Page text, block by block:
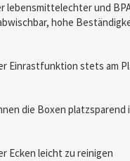
lebensmittelechter und
hohe
Einrastfunktion stets am
die Boxen
Ecken leicht zu reinigen